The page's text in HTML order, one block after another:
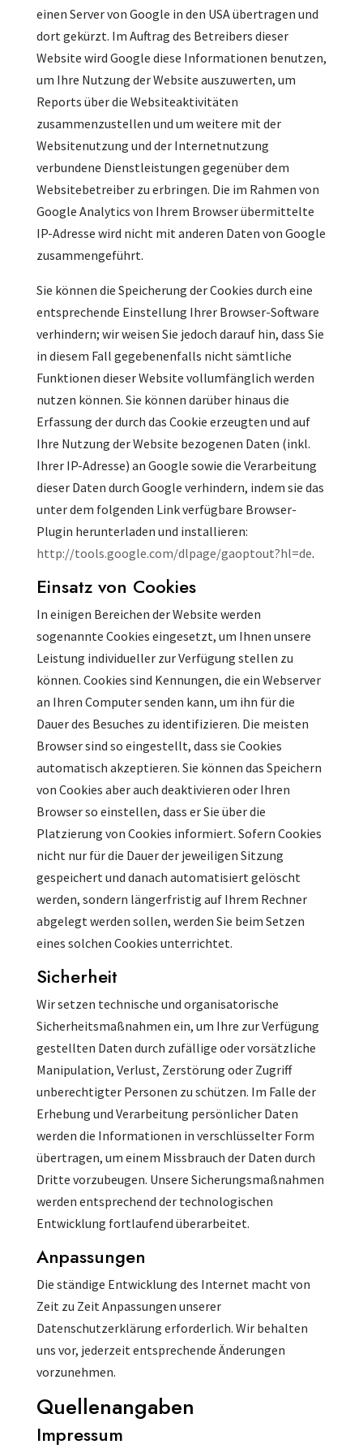
einen Server von Google in den USA übertragen und
dort gekürzt. Im Auftrag des Betreibers dieser
Website wird Google diese Informationen benutzen,
um Ihre Nutzung der Website auszuwerten, um
Reports über die Websiteaktivitäten
zusammenzustellen und um weitere mit der
Websitenutzung und der Internetnutzung
verbundene Dienstleistungen gegenüber dem
Websitebetreiber zu erbringen. Die im Rahmen von
Google Analytics von Ihrem Browser übermittelte
IP-Adresse wird nicht mit anderen Daten von Google
zusammengeführt.
Sie können die Speicherung der Cookies durch eine
entsprechende Einstellung Ihrer Browser-Software
verhindern; wir weisen Sie jedoch darauf hin, dass Sie
in diesem Fall gegebenenfalls nicht sämtliche
Funktionen dieser Website vollumfänglich werden
nutzen können. Sie können darüber hinaus die
Erfassung der durch das Cookie erzeugten und auf
Ihre Nutzung der Website bezogenen Daten (inkl.
Ihrer IP-Adresse) an Google sowie die Verarbeitung
dieser Daten durch Google verhindern, indem sie das
unter dem folgenden Link verfügbare Browser-
Plugin herunterladen und installieren:
http://tools.google.com/dlpage/gaoptout?hl=de.
Einsatz von Cookies
In einigen Bereichen der Website werden
sogenannte Cookies eingesetzt, um Ihnen unsere
Leistung individueller zur Verfügung stellen zu
können. Cookies sind Kennungen, die ein Webserver
an Ihren Computer senden kann, um ihn für die
Dauer des Besuches zu identifizieren. Die meisten
Browser sind so eingestellt, dass sie Cookies
automatisch akzeptieren. Sie können das Speichern
von Cookies aber auch deaktivieren oder Ihren
Browser so einstellen, dass er Sie über die
Platzierung von Cookies informiert. Sofern Cookies
nicht nur für die Dauer der jeweiligen Sitzung
gespeichert und danach automatisiert gelöscht
werden, sondern längerfristig auf Ihrem Rechner
abgelegt werden sollen, werden Sie beim Setzen
eines solchen Cookies unterrichtet.
Sicherheit
Wir setzen technische und organisatorische
Sicherheitsmaßnahmen ein, um Ihre zur Verfügung
gestellten Daten durch zufällige oder vorsätzliche
Manipulation, Verlust, Zerstörung oder Zugriff
unberechtigter Personen zu schützen. Im Falle der
Erhebung und Verarbeitung persönlicher Daten
werden die Informationen in verschlüsselter Form
übertragen, um einem Missbrauch der Daten durch
Dritte vorzubeugen. Unsere Sicherungsmaßnahmen
werden entsprechend der technologischen
Entwicklung fortlaufend überarbeitet.
Anpassungen
Die ständige Entwicklung des Internet macht von
Zeit zu Zeit Anpassungen unserer
Datenschutzerklärung erforderlich. Wir behalten
uns vor, jederzeit entsprechende Änderungen
vorzunehmen.
Quellenangaben
Impressum